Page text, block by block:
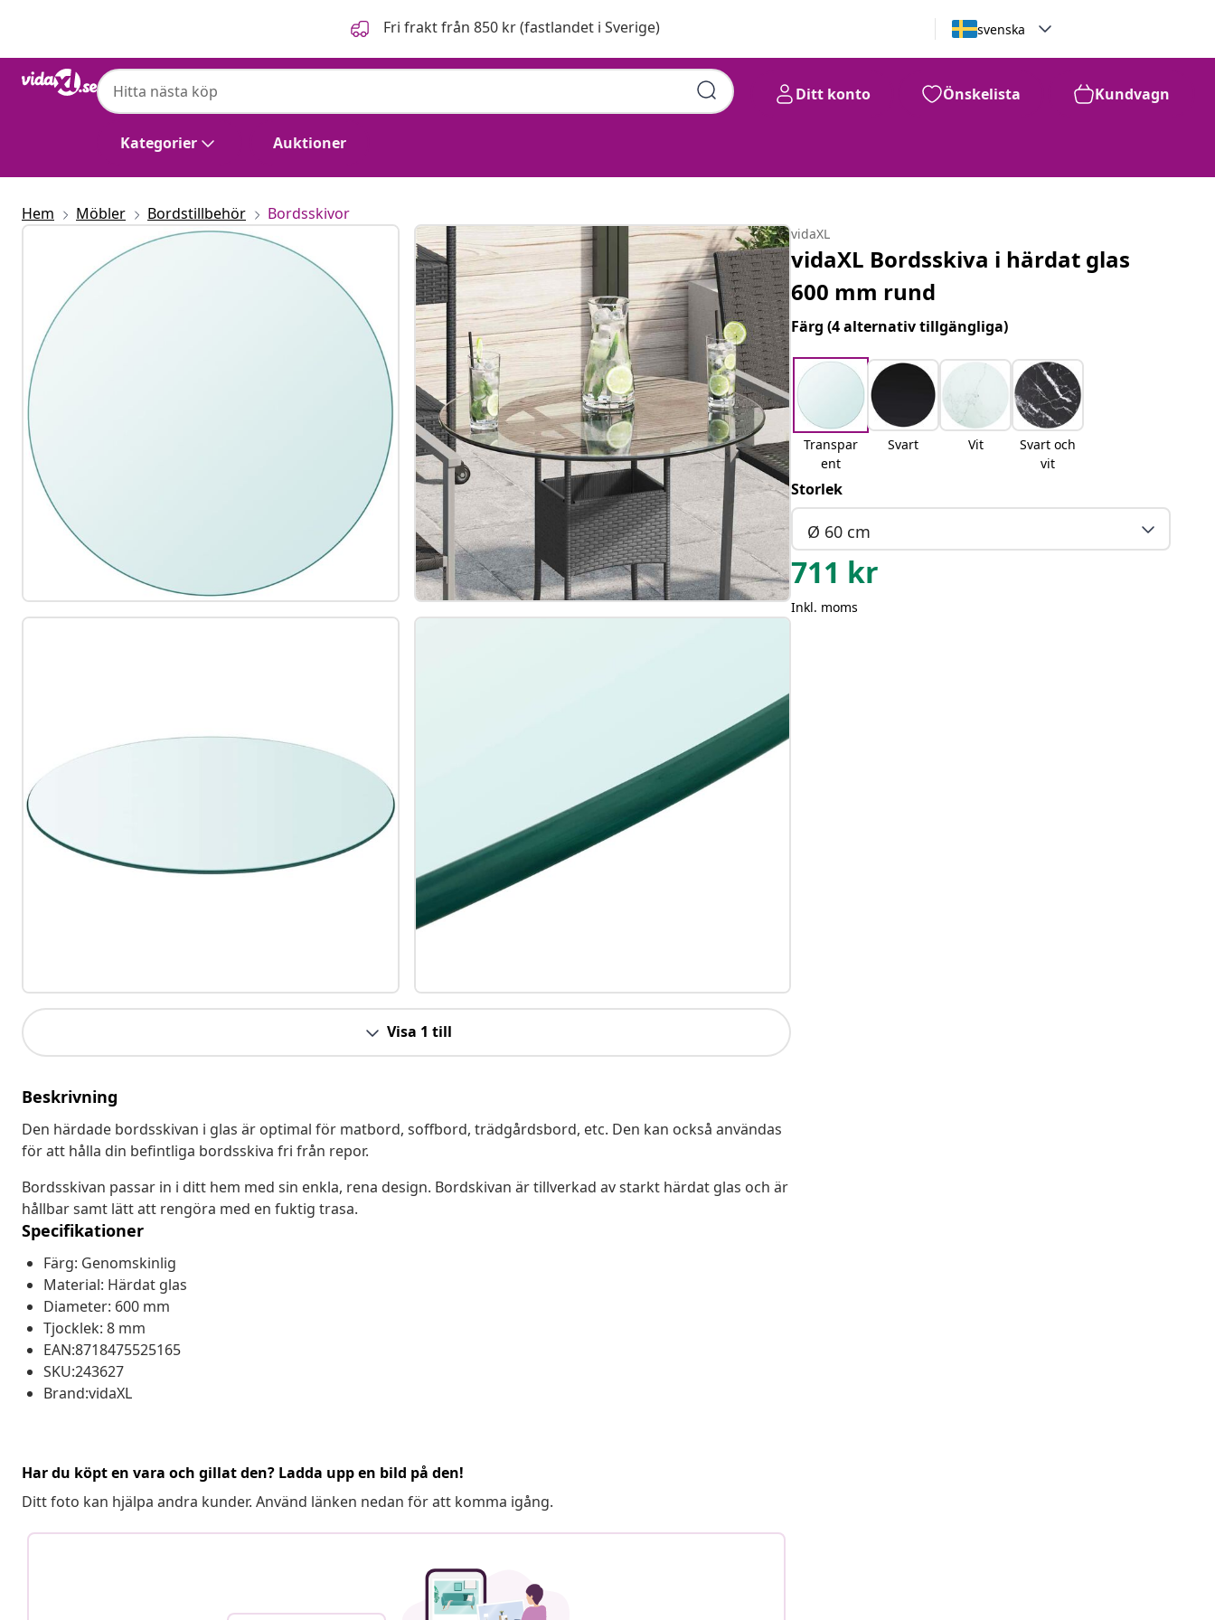
Fri frakt från 850 kr (fastlandet i Sverige) svenska
Kategorier Auktioner
Ditt konto Önskelista Kundvagn
Hem Möbler Bordstillbehör Bordsskivor
Visa 1 till
Beskrivning
Den härdade bordsskivan i glas är optimal för matbord, soffbord, trädgårdsbord, etc. Den kan också användas
för att hålla din befintliga bordsskiva fri från repor.
Bordsskivan passar in i ditt hem med sin enkla, rena design. Bordskivan är tillverkad av starkt härdat glas och är
hållbar samt lätt att rengöra med en fuktig trasa.
Specifikationer
Färg: Genomskinlig
Material: Härdat glas
Diameter: 600 mm
Tjocklek: 8 mm
EAN:8718475525165
SKU:243627
Brand:vidaXL
Har du köpt en vara och gillat den? Ladda upp en bild på den!
Ditt foto kan hjälpa andra kunder. Använd länken nedan för att komma igång.
vidaXL
vidaXL Bordsskiva i härdat glas
600 mm rund
Färg(4 alternativ tillgängliga)
Transpar
ent
Svart Vit
Svart och
vit
Storlek
Ø 60 cm
711 kr
Inkl. moms